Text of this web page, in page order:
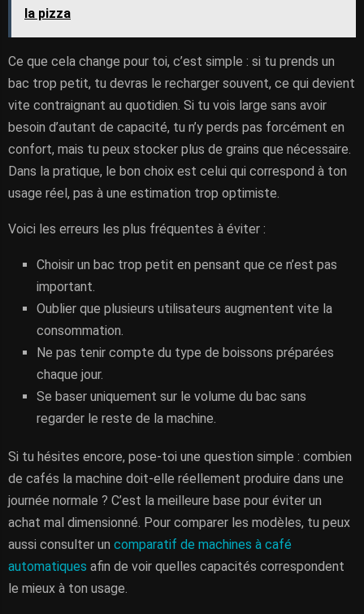
la pizza
Ce que cela change pour toi, c’est simple : si tu prends un
bac trop petit, tu devras le recharger souvent, ce qui devient
vite contraignant au quotidien. Si tu vois large sans avoir
besoin d’autant de capacité, tu n’y perds pas forcément en
confort, mais tu peux stocker plus de grains que nécessaire.
Dans la pratique, le bon choix est celui qui correspond à ton
usage réel, pas à une estimation trop optimiste.
Voici les erreurs les plus fréquentes à éviter :
Choisir un bac trop petit en pensant que ce n’est pas
important.
Oublier que plusieurs utilisateurs augmentent vite la
consommation.
Ne pas tenir compte du type de boissons préparées
chaque jour.
Se baser uniquement sur le volume du bac sans
regarder le reste de la machine.
Si tu hésites encore, pose-toi une question simple : combien
de cafés la machine doit-elle réellement produire dans une
journée normale ? C’est la meilleure base pour éviter un
achat mal dimensionné. Pour comparer les modèles, tu peux
aussi consulter un comparatif de machines à café
automatiques afin de voir quelles capacités correspondent
le mieux à ton usage.